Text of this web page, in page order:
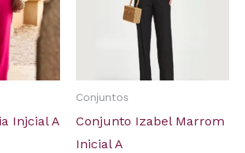
Injcial A
Conjuntos
Conjunto Izabel Marrom
Inicial A